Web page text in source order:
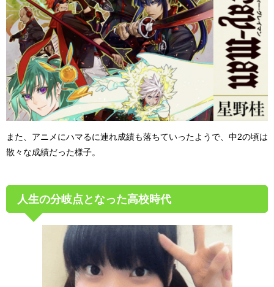
また、アニメにハマるに連れ成績も落ちていったようで、中2の頃は
散々な成績だった様子。
人生の分岐点となった高校時代